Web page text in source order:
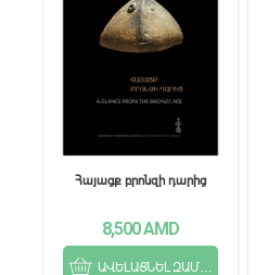
Հայացք բրոնզի դարից
8,500AMD
ԱՎԵԼԱՑՆԵԼ ԶԱՄԲՅՈՒՂ